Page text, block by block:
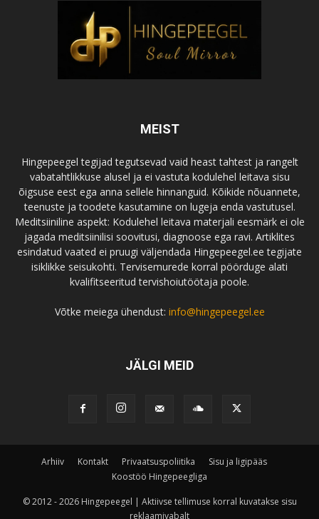
MEIST
Hingepeegel tegijad tegutsevad vaid heast tahtest ja rangelt
vabatahtlikkuse alusel ja ei vastuta kodulehel leitava sisu
õigsuse eest ega anna sellele hinnanguid. Kõikide nõuannete,
teenuste ja toodete kasutamine on lugeja enda vastutusel.
Meditsiiniline aspekt: Kodulehel leitava materjali eesmärk ei ole
jagada meditsiinilisi soovitusi, diagnoose ega ravi. Artiklites
esindatud vaated ei pruugi väljendada Hingepeegel.ee tegijate
isiklikke seisukohti. Tervisemurede korral pöörduge alati
kvalifitseeritud tervishoiutöötaja poole.
Võtke meiega ühendust: info@hingepeegel.ee
JÄLGI MEID
Arhiiv Kontakt Privaatsuspoliitika
Sisu ja ligipääs
Koostöö Hingepeegliga
© 2012 - 2026 Hingepeegel | Aktiivse tellimuse korral kuvatakse sisu
reklaamivabalt